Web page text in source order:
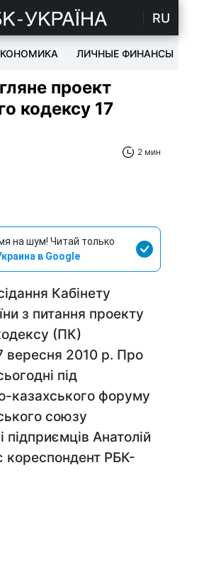
RU
ЛИЧНЫЕ ФИНАНСЫ
проект
кодексу 17
2 мин
на шум! Читай только
в Google
Кабінету
з питання проекту
(ПК)
вересня 2010 р. Про
під
казахського форуму
союзу
підприємців Анатолій
кореспондент РБК-